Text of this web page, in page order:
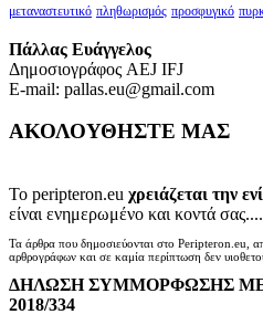
μεταναστευτικό πληθωρισμός προσφυγικό
Πάλλας Ευάγγελος
Δημοσιογράφος AEJ ΙFJ
E-mail: pallas.eu@gmail.com
ΑΚΟΛΟΥΘΗΣΤΕ ΜΑΣ
Το peripteron.eu χρειάζεται την
είναι ενημερωμένο και κοντά
Τα άρθρα που δημοσιεύονται στο Peripteron.eu,
αρθρογράφων και σε καμία περίπτωση δεν
ΔΗΛΩΣΗ ΣΥΜΜΟΡΦΩΣΗΣ ΜΕ
2018/334